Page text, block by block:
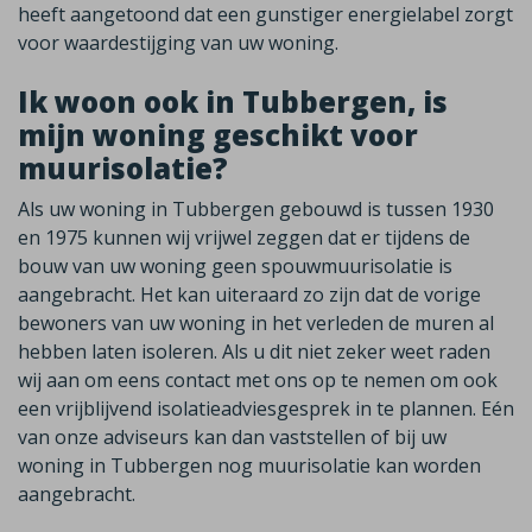
heeft aangetoond dat een gunstiger energielabel zorgt
voor waardestijging van uw woning.
Ik woon ook in Tubbergen, is
mijn woning geschikt voor
muurisolatie?
Als uw woning in Tubbergen gebouwd is tussen 1930
en 1975 kunnen wij vrijwel zeggen dat er tijdens de
bouw van uw woning geen spouwmuurisolatie is
aangebracht. Het kan uiteraard zo zijn dat de vorige
bewoners van uw woning in het verleden de muren al
hebben laten isoleren. Als u dit niet zeker weet raden
wij aan om eens contact met ons op te nemen om ook
een vrijblijvend isolatieadviesgesprek in te plannen. Eén
van onze adviseurs kan dan vaststellen of bij uw
woning in Tubbergen nog muurisolatie kan worden
aangebracht.